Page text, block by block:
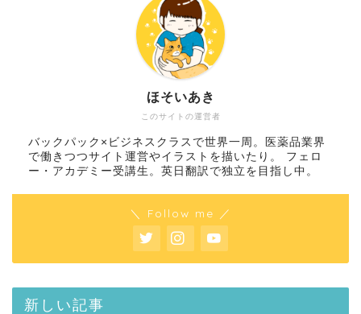
このサイトの運営者
ほそいあき
バックパック×ビジネスクラスで世界一周。医薬品業界
で働きつつサイト運営やイラストを描いたり。 フェロ
ー・アカデミー受講生。英日翻訳で独立を目指し中。
＼ Follow me ／
新しい記事